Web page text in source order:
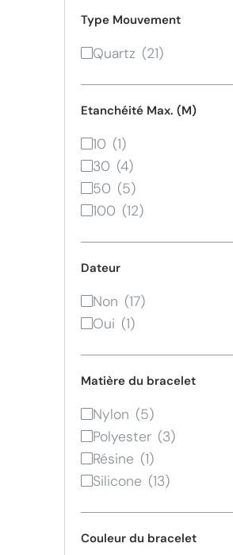
Type Mouvement
Quartz
Etanchéité Max. (M)
10
30
50
100
Dateur
Non
Oui
Matière du bracelet
Nylon
Polyester
Résine
Silicone
Couleur du bracelet